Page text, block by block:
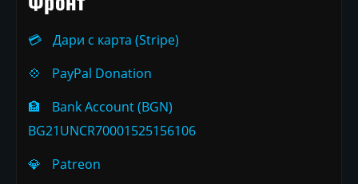
💳
Дари с карта (Stripe)
💠
PayPal Donation
🏦
Bank Account (BGN)
BG21UNCR70001525156106
💎
Patreon